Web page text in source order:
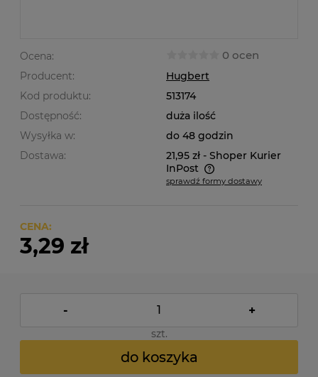
Ocena: 0 ocen
Producent:
Hugbert
Kod produktu:
513174
Dostępność:
duża ilość
Wysyłka w:
do 48 godzin
Dostawa:
21,95 zł - Shoper Kurier
InPost
Cena nie zawiera ewentualnych kosztów płatności
sprawdź formy dostawy
CENA:
3,29 zł
- +
szt.
do koszyka